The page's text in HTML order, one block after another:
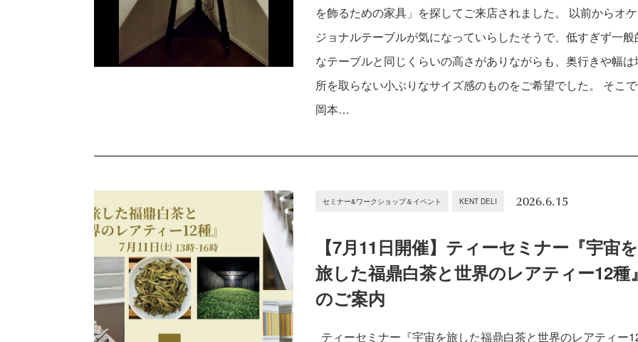
を飾るための家具」を探してご来店されました。 以前からオ
ジョナルテーブルが気になっていらしたそうで、低すぎず一般
なテーブルと同じくらいの高さがありながらも、奥行きや幅は
所を取らない小ぶりなサイズ感のものをご希望でした。 そこ
岡本…
セミナー&ワークショップ＆イベント KENT DELI 2026.6.15
【7月11日開催】ティーセミナー『宇宙を
旅した福鼎白茶と世界のレアティー12種』
のご案内
ティーセミナー『宇宙を旅した福鼎白茶と世界のレアティー